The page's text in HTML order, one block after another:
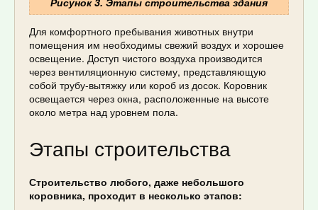
Для комфортного пребывания животных внутри
помещения им необходимы свежий воздух и хорошее
освещение. Доступ чистого воздуха производится
через вентиляционную систему, представляющую
собой трубу-вытяжку или короб из досок. Коровник
освещается через окна, расположенные на высоте
около метра над уровнем пола.
Этапы строительства
Строительство любого, даже небольшого
коровника, проходит в несколько этапов: